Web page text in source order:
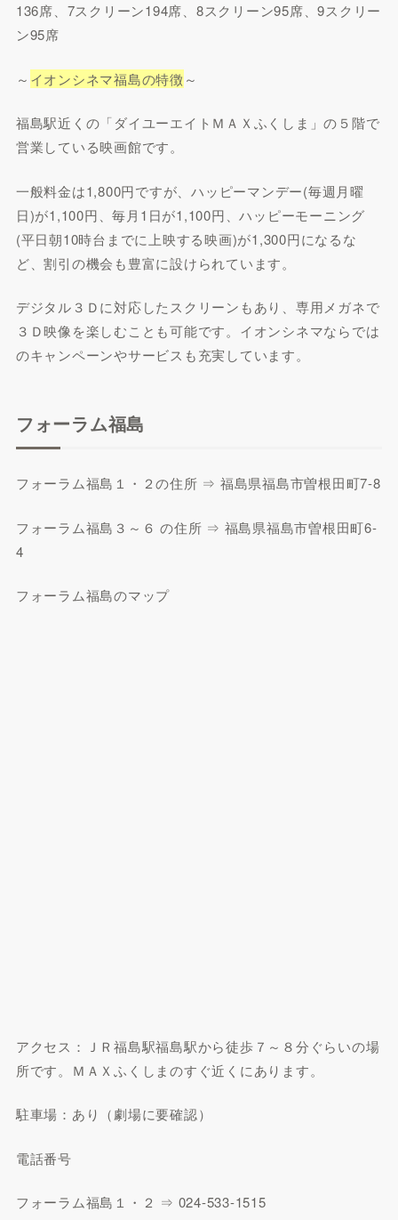
136席、7スクリーン194席、8スクリーン95席、9スクリー
ン95席
～ イオンシネマ福島の特徴 ～
福島駅近くの「ダイユーエイトＭＡＸふくしま」の５階で
営業している映画館です。
一般料金は1,800円ですが、ハッピーマンデー(毎週月曜
日)が1,100円、毎月1日が1,100円、ハッピーモーニング
(平日朝10時台までに上映する映画)が1,300円になるな
ど、割引の機会も豊富に設けられています。
デジタル３Ｄに対応したスクリーンもあり、専用メガネで
３Ｄ映像を楽しむことも可能です。イオンシネマならでは
のキャンペーンやサービスも充実しています。
フォーラム福島
フォーラム福島１・２の住所 ⇒ 福島県福島市曽根田町7-8
フォーラム福島３～６ の住所 ⇒ 福島県福島市曽根田町6-
4
フォーラム福島のマップ
アクセス：ＪＲ福島駅福島駅から徒歩７～８分ぐらいの場
所です。ＭＡＸふくしまのすぐ近くにあります。
駐車場：あり（劇場に要確認）
電話番号
フォーラム福島１・２ ⇒ 024-533-1515